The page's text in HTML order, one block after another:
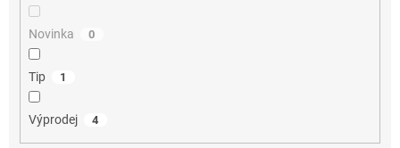
Novinka 0
Tip 1
Výprodej 4